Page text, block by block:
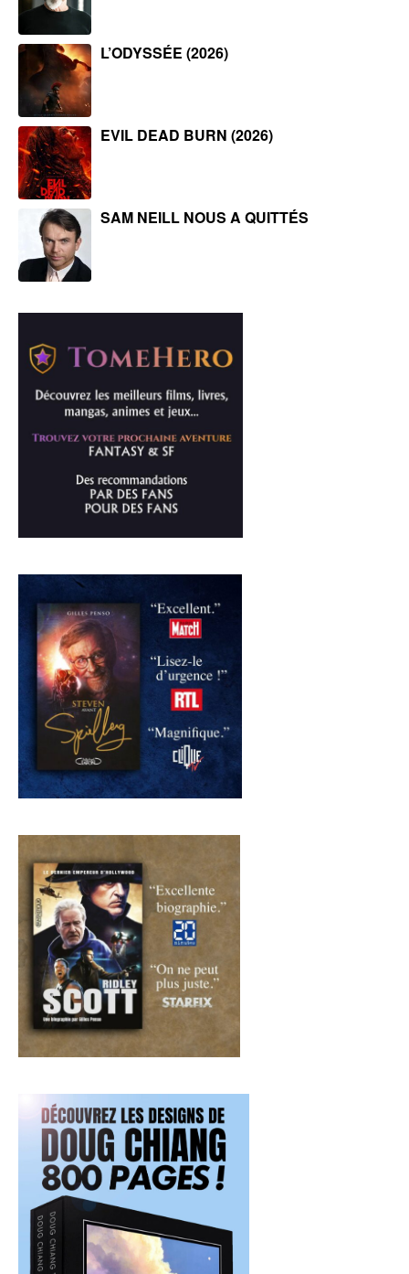
L’ODYSSÉE (2026)
EVIL DEAD BURN (2026)
SAM NEILL NOUS A QUITTÉS